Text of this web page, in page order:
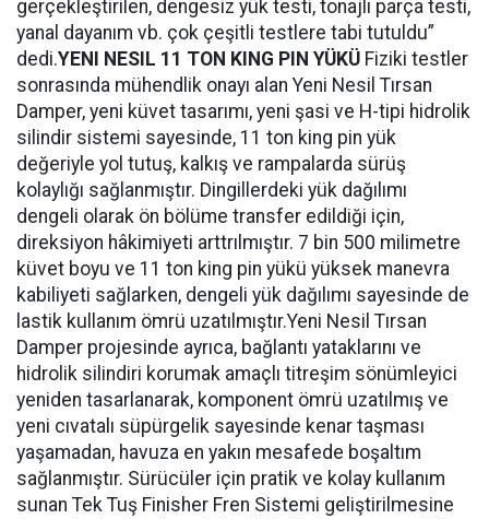
gerçekleştirilen, dengesiz yük testi, tonajlı parça testi,
yanal dayanım vb. çok çeşitli testlere tabi tutuldu”
dedi.YENI NESIL 11 TON KING PIN YÜKÜ Fiziki testler
sonrasında mühendlik onayı alan Yeni Nesil Tırsan
Damper, yeni küvet tasarımı, yeni şasi ve H-tipi hidrolik
silindir sistemi sayesinde, 11 ton king pin yük
değeriyle yol tutuş, kalkış ve rampalarda sürüş
kolaylığı sağlanmıştır. Dingillerdeki yük dağılımı
dengeli olarak ön bölüme transfer edildiği için,
direksiyon hâkimiyeti arttrılmıştır. 7 bin 500 milimetre
küvet boyu ve 11 ton king pin yükü yüksek manevra
kabiliyeti sağlarken, dengeli yük dağılımı sayesinde de
lastik kullanım ömrü uzatılmıştır.Yeni Nesil Tırsan
Damper projesinde ayrıca, bağlantı yataklarını ve
hidrolik silindiri korumak amaçlı titreşim sönümleyici
yeniden tasarlanarak, komponent ömrü uzatılmış ve
yeni cıvatalı süpürgelik sayesinde kenar taşması
yaşamadan, havuza en yakın mesafede boşaltım
sağlanmıştır. Sürücüler için pratik ve kolay kullanım
sunan Tek Tuş Finisher Fren Sistemi geliştirilmesine